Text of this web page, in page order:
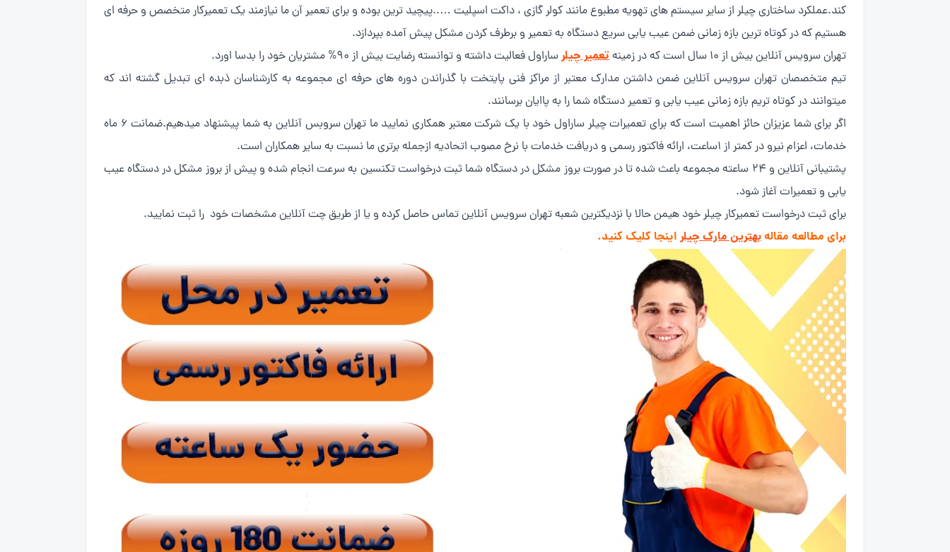
کند.عملکرد ساختاری چیلر از سایر سیستم های تهویه مطبوع مانند کولر گازی ، داکت اسپلیت …..پیچید ترین بوده و برای تعمیر آن ما نیازمند یک تعمیرکار متخصص و حرفه ای
هستیم که در کوتاه ترین بازه زمانی ضمن عیب یابی سریع دستگاه به تعمیر و برطرف کردن مشکل پیش آمده بپردازد.
تهران سرویس آنلاین بیش از 10 سال است که در زمینه
تعمیر چیلرساراول فعالیت داشته و توانسته رضایت بیش از 90% مشتریان خود را بدسا اورد.
تیم متخصصان تهران سرویس آنلاین ضمن داشتن مدارک معتبر از مراکز فنی پایتخت با گذراندن دوره های حرفه ای مجموعه به کارشناسان ذبده ای تبدیل گشته اند که
میتوانند در کوتاه تریم بازه زمانی عیب یابی و تعمیر دستگاه شما را به پاایان برسانند.
اگر برای شما عزیزان حائز اهمیت است که برای تعمیرات چیلر ساراول خود با یک شرکت معتبر همکاری نمایید ما تهران سروبس آنلاین به شما پیشنهاد میدهیم.ضمانت 6 ماه
خدمات، اعزام نیرو در کمتر از 1ساعت، ارائه فاکتور رسمی و دریافت خدمات با نرخ مصوب اتحادیه ازجمله برتری ما نسبت به سایر همکاران است.
پشتیبانی آنلاین و 24 ساعته مجموعه باعث شده تا در صورت بروز مشکل در دستگاه شما ثبت درخواست تکنسین به سرعت انجام شده و پیش از بروز مشکل در دستگاه عیب
یابی و تعمیرات آغاز شود.
برای ثبت درخواست تعمیرکار چیلر خود هیمن حالا با نزدیکترین شعبه تهران سرویس آنلاین تماس حاصل کرده و یا از طریق چت آنلاین مشخصات خود را ثبت نمایید.
برای مطالعه مقالهبهترین مارک چیلر اینجا کلیک کنید.